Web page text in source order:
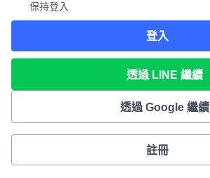
保持登入
登入
透過 LINE 繼續
透過 Google 繼續
註冊